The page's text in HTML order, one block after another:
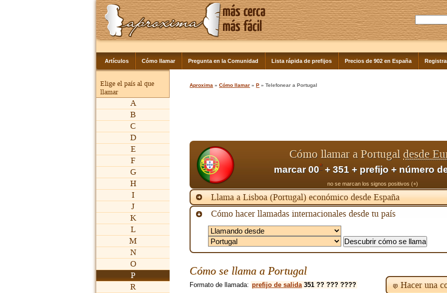
Artículos Cómo llamar Pregunta en la Comunidad Lista rápida de prefijos Precios de 902 en España
Elige el país al que
llamar
A
B
C
D
E
F
G
H
I
J
K
L
M
N
O
P
R
Aproxima »Cómo llamar »P » Telefonear a Portugal
Cómo llamar a Portugaldesde
marcar 00*+ 351 + prefijo + número
no se marcan los signos positivos (+)
Llama a Lisboa (Portugal) económico desde España
Cómo hacer llamadas internacionales desde tu país
Hacer una
Cómo se llama a Portugal
Formato de llamada: prefijo de salida351 ?? ??? ????